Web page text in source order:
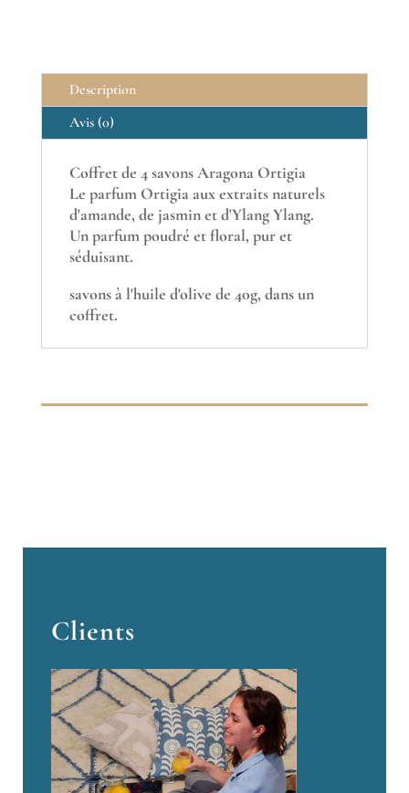
Description
Avis (0)
Coffret de 4 savons Aragona Ortigia
Le parfum Ortigia aux extraits naturels
d'amande, de jasmin et d'Ylang Ylang.
Un parfum poudré et floral, pur et
séduisant.
savons à l'huile d'olive de 40g, dans un
coffret.
Clients